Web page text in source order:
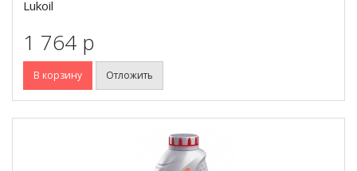
Lukoil
1 764 p
В корзину Отложить